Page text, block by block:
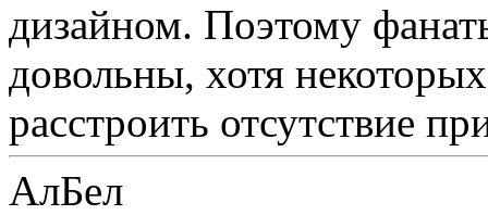
дизайном. Поэтому
довольны, хотя
расстроить отсутствие
АлБел